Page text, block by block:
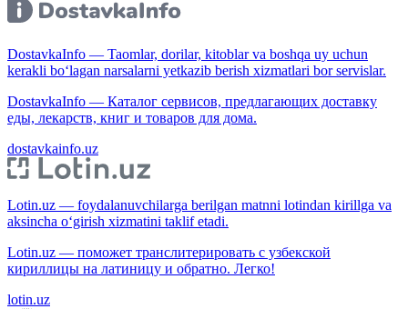
DostavkaInfo — Taomlar, dorilar, kitoblar va boshqa uy uchun
kerakli bo‘lagan narsalarni yetkazib berish xizmatlari bor servislar.
DostavkaInfo — Каталог сервисов, предлагающих доставку
еды, лекарств, книг и товаров для дома.
dostavkainfo.uz
Lotin.uz — foydalanuvchilarga berilgan matnni lotindan kirillga va
aksincha o‘girish xizmatini taklif etadi.
Lotin.uz — поможет транслитерировать с узбекской
кириллицы на латиницу и обратно. Легко!
lotin.uz